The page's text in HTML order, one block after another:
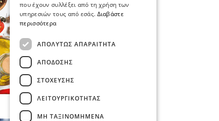
που έχουν συλλέξει από τη χρήση των
υπηρεσιών τους από εσάς. Διαβάστε
περισσότερα
ΑΠΟΛΎΤΩΣ ΑΠΑΡΑΊΤΗΤΑ
ΑΠΌΔΟΣΗΣ
ΣΤΌΧΕΥΣΗΣ
ΛΕΙΤΟΥΡΓΙΚΌΤΗΤΑΣ
ΜΗ ΤΑΞΙΝΟΜΗΜΈΝΑ